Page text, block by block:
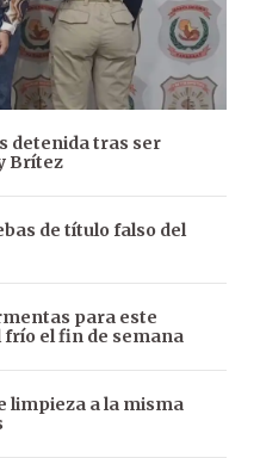
detenida tras ser
Brítez
de título falso del
para este
frío el fin de semana
limpieza a la misma